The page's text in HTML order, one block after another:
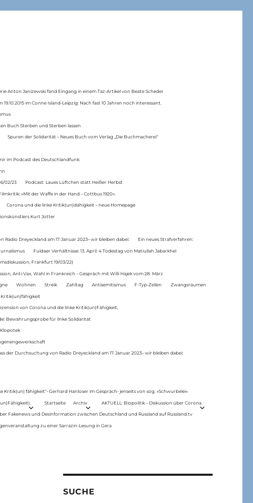
Anton Janizewski fand Eingang in einem Taz-Artikel von Beate Scheder
im Conne Island-Leipzig: Nach fast 10 Jahren noch interessant.
Buch Sterben und Sterben lassen
Spuren der Solidarität – Neues Buch vom Verlag „Die Buchmacherei“
im Podcast des Deutschlandfunk:
02/23 Podcast: Laues Lüftchen statt Heißer Herbst
»Mit der Waffe in der Hand – Cottbus 1920«.
Corona und die linke Kritik(un)dähigkeit – neue Homepage
Kurt Jotter
Radio Dreyeckland am 17.Januar 2023– wir bleiben dabei: Ein neues Strafverfahren:
Fuldaer Verhältnisse: 13. April: 4 Todestag von Matiul­lah Jabarkhel
Frankfurt 19/03/22)
Anti-Vax, Wahl in Frankreich – Gespräch mit Willi Hajek vom 28. März
Wohnen Streik Zahltag Antisemitismus F-Typ-Zellen Zwangsräumen
Kritik(un)fähigkeit
von Corona und die linke Kritik(un)Fähigkeit,
Bewährungsprobe für linke Solidarität
der Durchsuchung von Radio Dreyeckland am 17.Januar 2023– wir bleiben dabei:
Kritik(un) fähigkeit“- Gerhard Hanloser im Gespräch- jenseits von sog. »Schwurbelei«
Startseite Archiv AKTUELL: Biopolitik – Diskussion über Corona
Fakenews und Desinformation zwischen Deutschland und Russland auf Russland.tv
zu einer Sarrazin-Lesung in Gera
SUCHE